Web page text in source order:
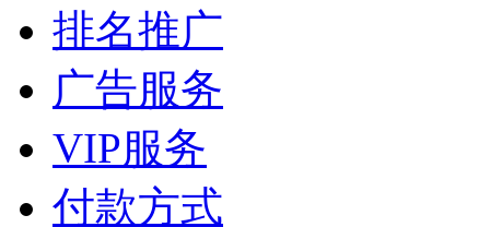
排名推广
广告服务
VIP服务
付款方式